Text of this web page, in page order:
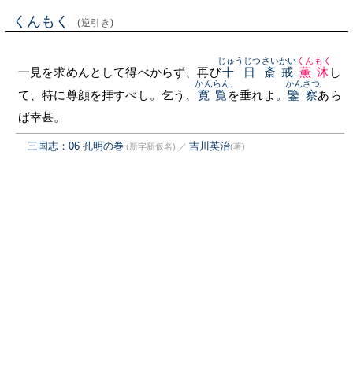
くんもく (逆引き)
一見を求めんとして得べからず、再び十日
じゅうじつ
斎戒
さいかい
薫沐
くんもく
し
て、特に尊顔を拝すべし。乞う、 寛覧
かんらん
を垂れよ。 鑒察
かんさつ
あら
ば幸甚。
三国志：06 孔明の巻 (新字新仮名) ／ 吉川英治(著)